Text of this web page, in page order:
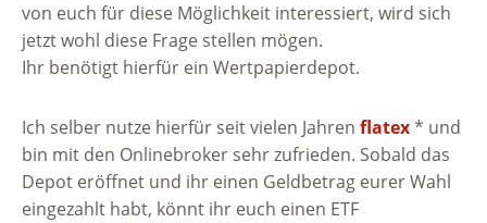
von euch für diese Möglichkeit interessiert, wird sich
jetzt wohl diese Frage stellen mögen.
Ihr benötigt hierfür ein Wertpapierdepot.
Ich selber nutze hierfür seit vielen Jahren flatex* und
bin mit den Onlinebroker sehr zufrieden. Sobald das
Depot eröffnet und ihr einen Geldbetrag eurer Wahl
eingezahlt habt, könnt ihr euch einen ETF